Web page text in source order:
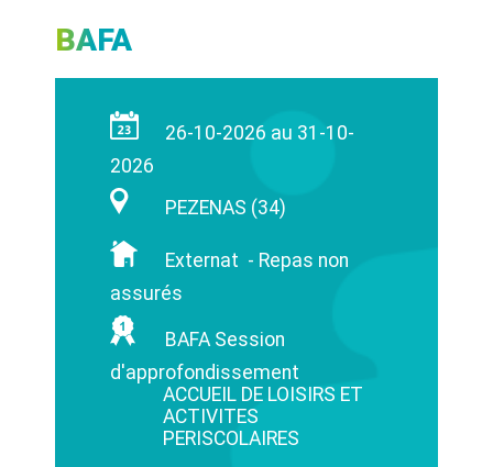
BAFA
26-10-2026 au 31-10-
2026
PEZENAS (34)
Externat - Repas non
assurés
BAFA Session
d'approfondissement
ACCUEIL DE LOISIRS ET
ACTIVITES
PERISCOLAIRES